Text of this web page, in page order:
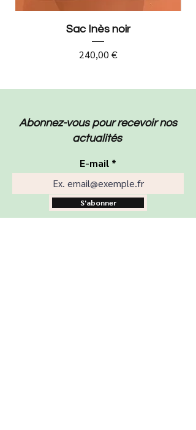
Sac Inès noir
Prix
240,00 €
Abonnez-vous pour recevoir nos
actualités
E-mail
S'abonner